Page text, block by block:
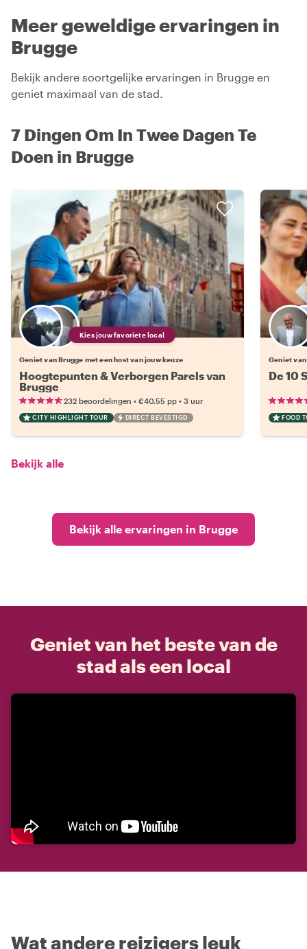
Meer geweldige ervaringen in
Brugge
Bekijk andere soortgelijke ervaringen in Brugge en
geniet maximaal van de stad.
7 Dingen Om In Twee Dagen Te
Doen in Brugge
Kies jouw favoriete local
Geniet van Brugge met een host van jouw keuze
Hoogtepunten & Verborgen Parels van
Brugge
232 beoordelingen • €40.55 pp • 3 uur
CITY HIGHLIGHT TOUR DIRECT BEVESTIGD
Geniet
De 10
FOOD
Bekijk alle
Bekijk alle ervaringen in Brugge
Geniet van het beste van de
stad als een local
Wat andere reizigers leuk